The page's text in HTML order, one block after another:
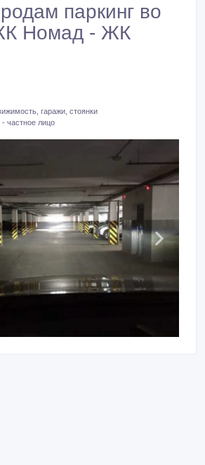
паркинг во
Номад - ЖК
гаражи, стоянки
частное лицо